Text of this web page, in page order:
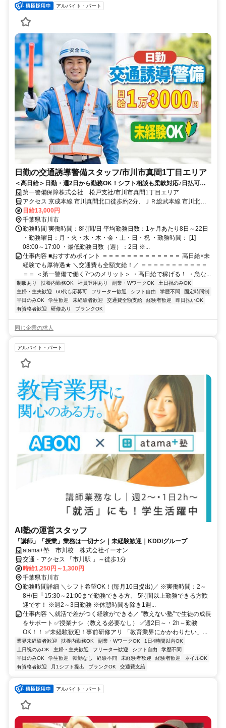
アルバイト・パート
日勤の交通誘導警備スタッフ/市川市真間1丁目エリア
＜高日給＞日勤・週2日から勤務OK！シフト相談も柔軟対応♪日払可◎
未経験歓迎★
第一警備保障株式会社 松戸支社/市川市真間1丁目エリア
アクセス 京成本線 市川真間北口徒歩約2分、ＪＲ総武本線 市川北口
徒歩約11分、京成本線 菅野南口徒歩約11分 直行直帰OK＊交通費全
額支給＊
日給13,000円
千葉県市川市
勤務時間 実働時間：8時間/日 平均勤務日数：1ヶ月あたり8日～22日
・勤務曜日：月・火・水・木・金・土・日・祝 ・勤務時間： [1]
08:00～17:00 ・最低勤務日数（週）：2日 ※...
仕事内容 ■おすすめポイント ＝＝＝＝＝＝＝＝＝＝＝＝＝ 高日給×未
経験でも厚待遇★ ＼交通費も全額支給！／ ＝＝＝＝＝＝＝＝＝＝＝
＝＝ ＜第一警備で働く7つのメリット＞ ・高日給で稼げる！ ・急な...
制服あり 扶養内勤務OK 社員登用あり 副業・WワークOK
土日祝のみOK
主婦・主夫歓迎
60代も応募可 フリーター歓迎 シフト自由 学歴不問
固定時間制
平日のみOK
学生歓迎 未経験者歓迎 交通費全額支給 経験者歓迎
即日払いOK
有資格者歓迎
研修あり ブランクOK
同じ企業の求人
アルバイト・パート
AI塾の運営スタッフ
「講師」「授業」業務は一切ナシ｜未経験歓迎｜KDDIグループ
atama+塾 市川校 株式会社イーオン
交通・アクセス 「市川駅 」～徒歩1分
時給1,250円～1,300円
千葉県市川市
勤務時間詳細 ＼シフト希望OK！(毎月10日提出)／ ※実働時間：2～
8H/日 └15:30～21:00まで勤務できる方、 5時間以上勤務できる方歓
迎です！ ※週2～3日勤務 ※休憩時間を除き1週...
仕事内容 ＼就活で差がつく経験ができる／ ”教えない塾”で生徒の成長
をサポート ✅授業ナシ（教える必要なし） ✅週2日～・2h～勤務
OK！！ ✅未経験歓迎！事前研修アリ 「教育業界にかかわりたい」...
業界未経験者歓迎 扶養内勤務OK 副業・WワークOK
1日4時間以内OK
土日祝のみOK
主婦・主夫歓迎 フリーター歓迎 シフト自由
学歴不問
平日のみOK
学生歓迎 転勤なし 経験不問 未経験者歓迎 経験者歓迎
ネイルOK
有資格者歓迎
月1シフト提出 ブランクOK 交通費支給
アルバイト・パート